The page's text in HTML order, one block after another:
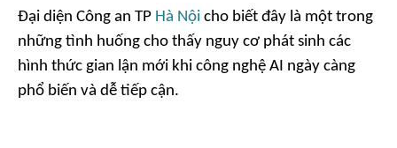
Đại diện Công an TP Hà Nội cho biết đây là một trong
những tình huống cho thấy nguy cơ phát sinh các
hình thức gian lận mới khi công nghệ AI ngày càng
phổ biến và dễ tiếp cận.